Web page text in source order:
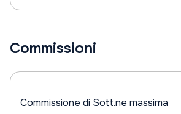
Commissioni
Commissione di Sott.ne massima